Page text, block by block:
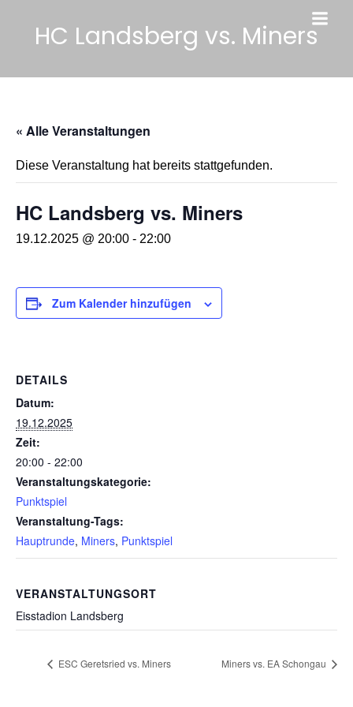
HC Landsberg vs. Miners
« Alle Veranstaltungen
Diese Veranstaltung hat bereits stattgefunden.
HC Landsberg vs. Miners
19.12.2025 @ 20:00 - 22:00
Zum Kalender hinzufügen
DETAILS
Datum:
19.12.2025
Zeit:
20:00 - 22:00
Veranstaltungskategorie:
Punktspiel
Veranstaltung-Tags:
Hauptrunde, Miners, Punktspiel
VERANSTALTUNGSORT
Eisstadion Landsberg
ESC Geretsried vs. Miners Miners vs. EA Schongau